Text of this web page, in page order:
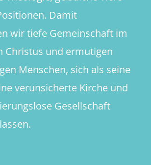
Damit
wir tiefe Gemeinschaft im
Christus und ermutigen
Menschen, sich als seine
verunsicherte Kirche und
Gesellschaft